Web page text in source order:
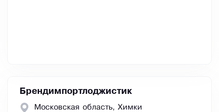
Брендимпортлоджистик
Московская область, Химки